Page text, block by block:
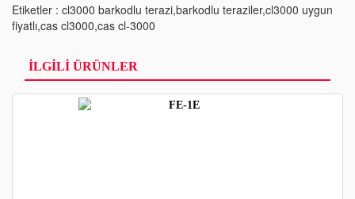
Etiketler : cl3000 barkodlu terazi,barkodlu teraziler,cl3000 uygun
fiyatlı,cas cl3000,cas cl-3000
İLGİLİ ÜRÜNLER